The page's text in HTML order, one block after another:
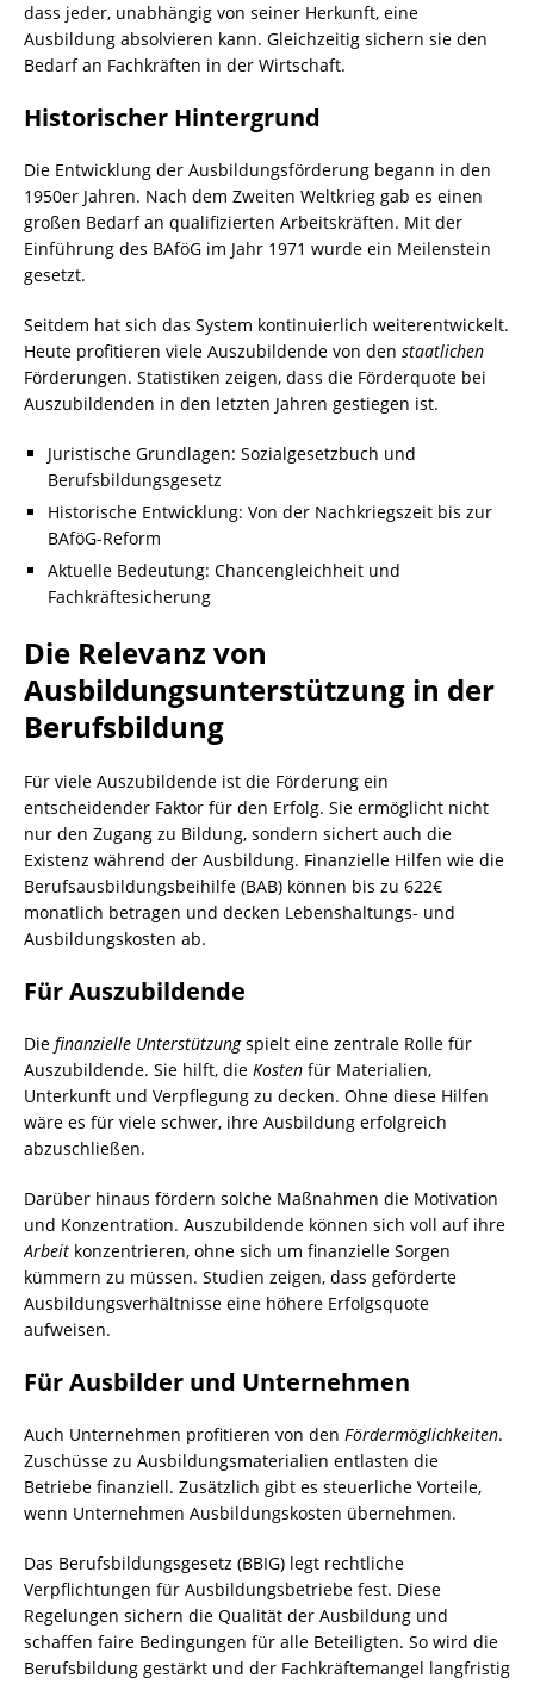
dass jeder, unabhängig von seiner Herkunft, eine
Ausbildung absolvieren kann. Gleichzeitig sichern sie den
Bedarf an Fachkräften in der Wirtschaft.
Historischer Hintergrund
Die Entwicklung der Ausbildungsförderung begann in den
1950er Jahren. Nach dem Zweiten Weltkrieg gab es einen
großen Bedarf an qualifizierten Arbeitskräften. Mit der
Einführung des BAföG im Jahr 1971 wurde ein Meilenstein
gesetzt.
Seitdem hat sich das System kontinuierlich weiterentwickelt.
Heute profitieren viele Auszubildende von den staatlichen
Förderungen. Statistiken zeigen, dass die Förderquote bei
Auszubildenden in den letzten Jahren gestiegen ist.
Juristische Grundlagen: Sozialgesetzbuch und
Berufsbildungsgesetz
Historische Entwicklung: Von der Nachkriegszeit bis zur
BAföG-Reform
Aktuelle Bedeutung: Chancengleichheit und
Fachkräftesicherung
Die Relevanz von
Ausbildungsunterstützung in der
Berufsbildung
Für viele Auszubildende ist die Förderung ein
entscheidender Faktor für den Erfolg. Sie ermöglicht nicht
nur den Zugang zu Bildung, sondern sichert auch die
Existenz während der Ausbildung. Finanzielle Hilfen wie die
Berufsausbildungsbeihilfe (BAB) können bis zu 622€
monatlich betragen und decken Lebenshaltungs- und
Ausbildungskosten ab.
Für Auszubildende
Die finanzielle Unterstützungspielt eine zentrale Rolle für
Auszubildende. Sie hilft, die Kosten für Materialien,
Unterkunft und Verpflegung zu decken. Ohne diese Hilfen
wäre es für viele schwer, ihre Ausbildung erfolgreich
abzuschließen.
Darüber hinaus fördern solche Maßnahmen die Motivation
und Konzentration. Auszubildende können sich voll auf ihre
Arbeit konzentrieren, ohne sich um finanzielle Sorgen
kümmern zu müssen. Studien zeigen, dass geförderte
Ausbildungsverhältnisse eine höhere Erfolgsquote
aufweisen.
Für Ausbilder und Unternehmen
Auch Unternehmen profitieren von den Fördermöglichkeiten.
Zuschüsse zu Ausbildungsmaterialien entlasten die
Betriebe finanziell. Zusätzlich gibt es steuerliche Vorteile,
wenn Unternehmen Ausbildungskosten übernehmen.
Das Berufsbildungsgesetz (BBIG) legt rechtliche
Verpflichtungen für Ausbildungsbetriebe fest. Diese
Regelungen sichern die Qualität der Ausbildung und
schaffen faire Bedingungen für alle Beteiligten. So wird die
Berufsbildung gestärkt und der Fachkräftemangel langfristig